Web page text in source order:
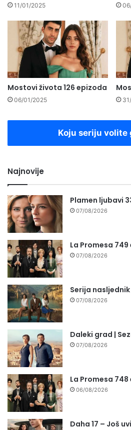
11/01/2025
Mostovi života 126 epizoda
06/01/2025
Koju seriju volite
Najnovije
Plamen ljubavi
07/08/2026
La Promesa
07/08/2026
Serija
07/08/2026
Daleki grad |
07/08/2026
La Promesa
06/08/2026
Daha 17 – Još